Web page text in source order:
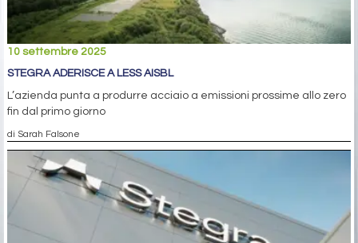
10 settembre 2025
STEGRA ADERISCE A LESS AISBL
L’azienda punta a produrre acciaio a emissioni prossime allo zero
fin dal primo giorno
di Sarah Falsone